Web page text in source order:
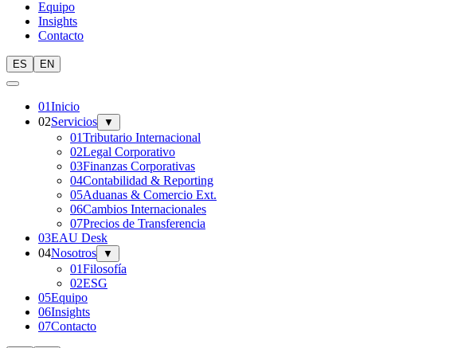
Equipo
Insights
Contacto
ES EN
01Inicio
02Servicios ▼
01Tributario Internacional
02Legal Corporativo
03Finanzas Corporativas
04Contabilidad & Reporting
05Aduanas & Comercio Ext.
06Cambios Internacionales
07Precios de Transferencia
03EAU Desk
04Nosotros ▼
01Filosofía
02ESG
05Equipo
06Insights
07Contacto